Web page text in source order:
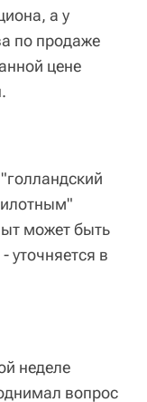
а у
по продаже
цене
может быть
уточняется в
неделе
вопрос